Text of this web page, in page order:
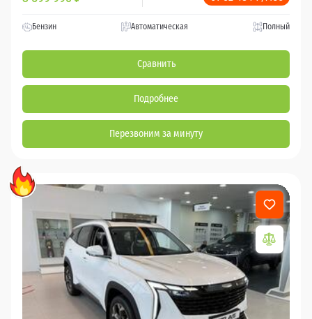
Бензин Автоматическая Полный
Сравнить
Подробнее
Перезвоним за минуту